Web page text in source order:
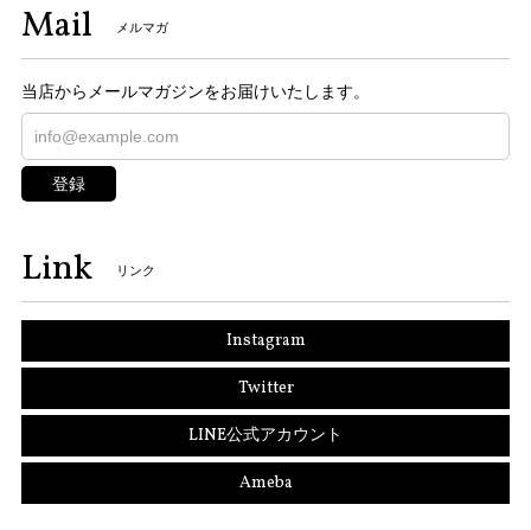
Mail メルマガ
当店からメールマガジンをお届けいたします。
登録
Link リンク
Instagram
Twitter
LINE公式アカウント
Ameba